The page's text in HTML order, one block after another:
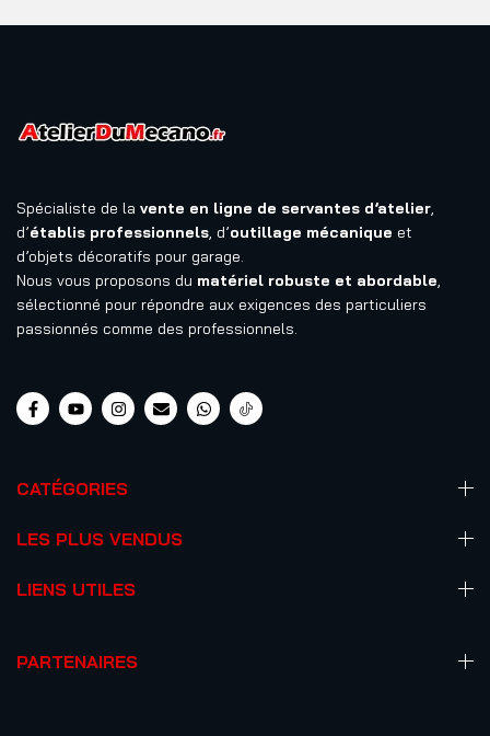
Spécialiste de la vente en ligne de servantes d’atelier,
d’établis professionnels, d’outillage mécanique et
d’objets décoratifs pour garage.
Nous vous proposons du matériel robuste et abordable,
sélectionné pour répondre aux exigences des particuliers
passionnés comme des professionnels.
CATÉGORIES
LES PLUS VENDUS
LIENS UTILES
PARTENAIRES